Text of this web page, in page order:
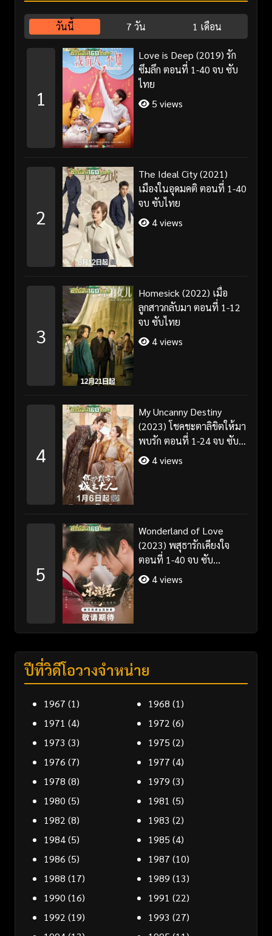
วันนี้ 7 วัน 1 เดือน
1
Love is Deep (2019) รัก
ซึมลึก ตอนที่ 1-40 จบ ซับ
ไทย
5 views
2
The Ideal City (2021)
เมืองในอุดมคติ ตอนที่ 1-40
จบ ซับไทย
4 views
3
Homesick (2022) เมื่อ
ลูกสาวกลับมา ตอนที่ 1-12
จบ ซับไทย
4 views
4
My Uncanny Destiny
(2023) โชคชะตาลิขิตให้มา
พบรัก ตอนที่ 1-24 จบ ซับ
ไทย/พากย์ไทย
4 views
5
Wonderland of Love
(2023) พสุธารักเคียงใจ
ตอนที่ 1-40 จบ ซับ
ไทย+พากย์ไทย
4 views
ปีที่วิดีโอวางจำหน่าย
1967 (1) 1968 (1)
1971 (4) 1972 (6)
1973 (3) 1975 (2)
1976 (7) 1977 (4)
1978 (8) 1979 (3)
1980 (5) 1981 (5)
1982 (8) 1983 (2)
1984(5) 1985 (4)
1986 (5) 1987 (10)
1988 (17) 1989 (13)
1990 (16) 1991 (22)
1992 (19) 1993 (27)